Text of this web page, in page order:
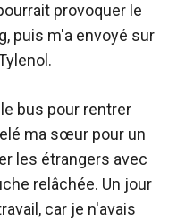
provoquer le
puis m'a envoyé sur
bus pour rentrer
ma sœur pour un
les étrangers avec
relâchée. Un jour
car je n'avais